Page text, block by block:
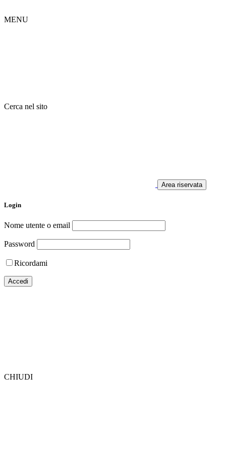
MENU
Cerca nel sito
Area riservata
Login
Nome utente o email
Password
Ricordami
CHIUDI